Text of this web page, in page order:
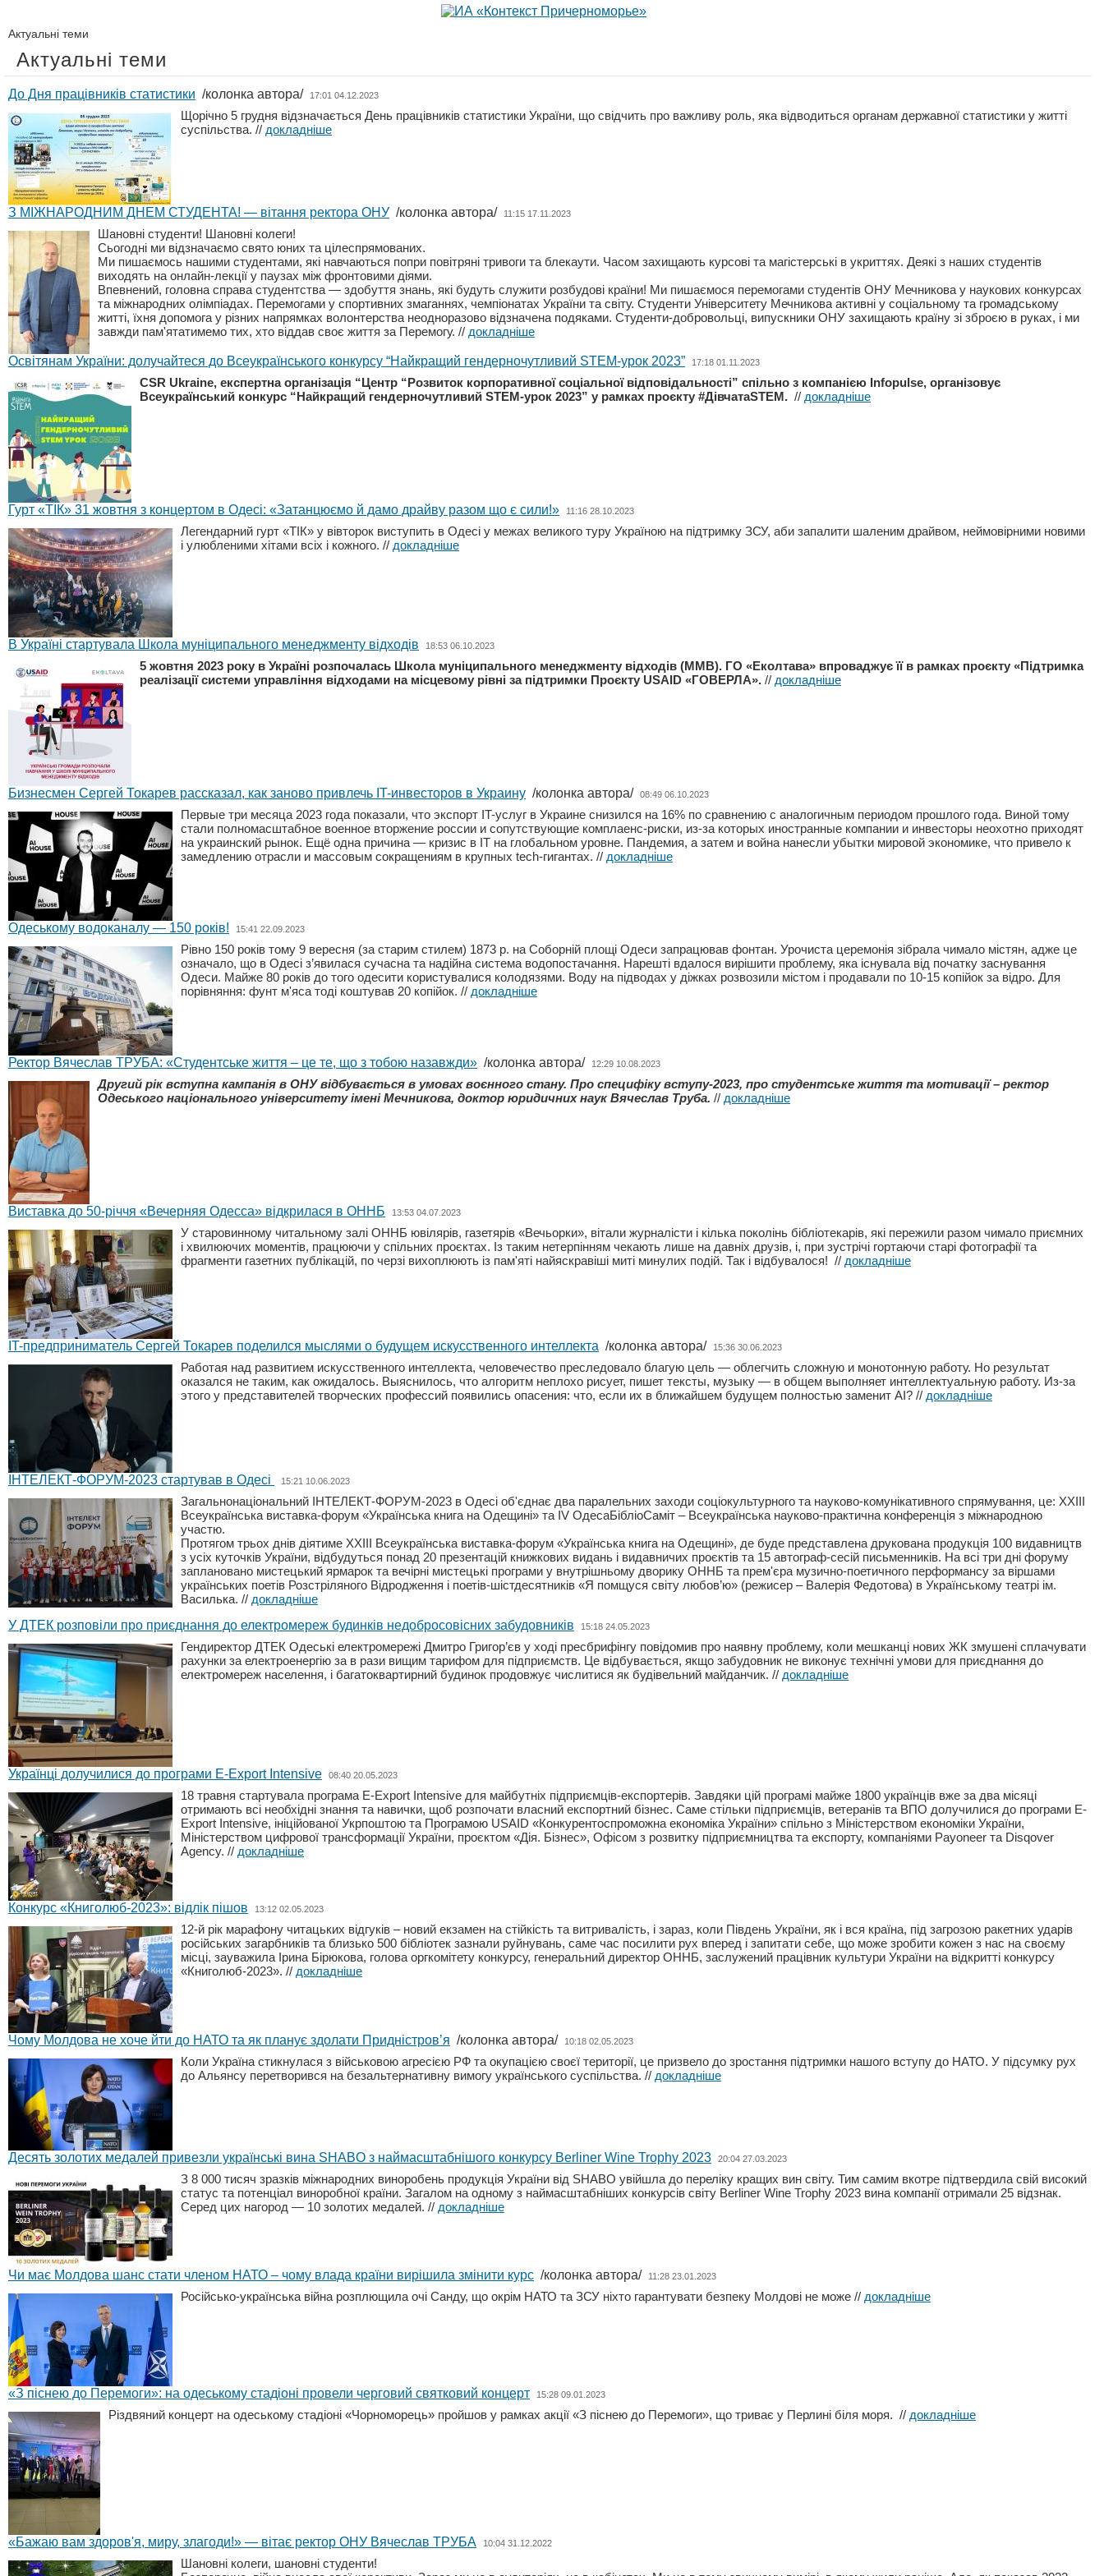
Актуальні теми
Актуальні теми
До Дня працівників статистики /колонка автора/ 17:01 04.12.2023
Щорічно 5 грудня відзначається День працівників статистики України, що свідчить про важливу роль, яка відводиться органам державної статистики у житті
суспільства. // докладніше
З МIЖНАРОДНИМ ДНЕМ СТУДЕНТА! — вiтання ректора ОНУ /колонка автора/ 11:15 17.11.2023
Шановні студенти! Шановні колеги!
Сьогодні ми відзначаємо свято юних та цілеспрямованих.
Ми пишаємось нашими студентами, які навчаються попри повітряні тривоги та блекаути. Часом захищають курсові та магістерські в укриттях. Деякі з наших студентів
виходять на онлайн-лекції у паузах між фронтовими діями.
Впевнений, головна справа студентства — здобуття знань, які будуть служити розбудові країни! Ми пишаємося перемогами студентів ОНУ Мечникова у наукових конкурсах
та міжнародних олімпіадах. Перемогами у спортивних змаганнях, чемпіонатах України та світу. Студенти Університету Мечникова активні у соціальному та громадському
житті, їхня допомога у різних напрямках волонтерства неодноразово відзначена подяками. Студенти-добровольці, випускники ОНУ захищають країну зі зброєю в руках, і ми
завжди пам'ятатимемо тих, хто віддав своє життя за Перемогу. // докладніше
Освітянам України: долучайтеся до Всеукраїнського конкурсу “Найкращий гендерночутливий STEM-урок 2023” 17:18 01.11.2023
CSR Ukraine, експертна організація “Центр “Розвиток корпоративної соціальної відповідальності” спільно з компанією Infopulse, організовує
Всеукраїнський конкурс “Найкращий гендерночутливий STEM-урок 2023” у рамках проєкту #ДівчатаSTEM. // докладніше
Гурт «ТІК» 31 жовтня з концертом в Одесі: «Затанцюємо й дамо драйву разом що є сили!» 11:16 28.10.2023
Легендарний гурт «ТІК» у вівторок виступить в Одесі у межах великого туру Україною на підтримку ЗСУ, аби запалити шаленим драйвом, неймовірними новими
і улюбленими хітами всіх і кожного. // докладніше
В Україні стартувала Школа муніципального менеджменту відходів 18:53 06.10.2023
5 жовтня 2023 року в Україні розпочалась Школа муніципального менеджменту відходів (ММВ). ГО «Еколтава» впроваджує її в рамках проєкту «Підтримка
реалізації системи управління відходами на місцевому рівні за підтримки Проєкту USAID «ГОВЕРЛА». // докладніше
Бизнесмен Сергей Токарев рассказал, как заново привлечь IT-инвесторов в Украину /колонка автора/ 08:49 06.10.2023
Первые три месяца 2023 года показали, что экспорт IT-услуг в Украине снизился на 16% по сравнению с аналогичным периодом прошлого года. Виной тому
стали полномасштабное военное вторжение россии и сопутствующие комплаенс-риски, из-за которых иностранные компании и инвесторы неохотно приходят
на украинский рынок. Ещё одна причина — кризис в IT на глобальном уровне. Пандемия, а затем и война нанесли убытки мировой экономике, что привело к
замедлению отрасли и массовым сокращениям в крупных tech-гигантах. // докладніше
Одеському водоканалу — 150 років! 15:41 22.09.2023
Рівно 150 років тому 9 вересня (за старим стилем) 1873 р. на Соборній площі Одеси запрацював фонтан. Урочиста церемонія зібрала чимало містян, адже це
означало, що в Одесі з’явилася сучасна та надійна система водопостачання. Нарешті вдалося вирішити проблему, яка існувала від початку заснування
Одеси. Майже 80 років до того одесити користувалися колодязями. Воду на підводах у діжках розвозили містом і продавали по 10-15 копійок за відро. Для
порівняння: фунт м'яса тоді коштував 20 копійок. // докладніше
Ректор Вячеслав ТРУБА: «Студентське життя – це те, що з тобою назавжди» /колонка автора/ 12:29 10.08.2023
Другий рік вступна кампанія в ОНУ відбувається в умовах воєнного стану. Про специфіку вступу-2023, про студентське життя та мотивації – ректор
Одеського національного університету імені Мечникова, доктор юридичних наук Вячеслав Труба. // докладніше
Виставка до 50-річчя «Вечерняя Одесса» відкрилася в ОННБ 13:53 04.07.2023
У старовинному читальному залі ОННБ ювілярів, газетярів «Вечьорки», вітали журналісти і кілька поколінь бібліотекарів, які пережили разом чимало приємних
і хвилюючих моментів, працюючи у спільних проєктах. Із таким нетерпінням чекають лише на давніх друзів, і, при зустрічі гортаючи старі фотографії та
фрагменти газетних публікацій, по черзі вихоплюють із пам'яті найяскравіші миті минулих подій. Так і відбувалося! // докладніше
IT-предприниматель Сергей Токарев поделился мыслями о будущем искусственного интеллекта /колонка автора/ 15:36 30.06.2023
Работая над развитием искусственного интеллекта, человечество преследовало благую цель — облегчить сложную и монотонную работу. Но результат
оказался не таким, как ожидалось. Выяснилось, что алгоритм неплохо рисует, пишет тексты, музыку — в общем выполняет интеллектуальную работу. Из-за
этого у представителей творческих профессий появились опасения: что, если их в ближайшем будущем полностью заменит AI? // докладніше
ІНТЕЛЕКТ-ФОРУМ-2023 стартував в Одесі 15:21 10.06.2023
Загальнонаціональний ІНТЕЛЕКТ-ФОРУМ-2023 в Одесі об'єднає два паралельних заходи соціокультурного та науково-комунікативного спрямування, це: ХХІІІ
Всеукраїнська виставка-форум «Українська книга на Одещині» та IV ОдесаБібліоСаміт – Всеукраїнська науково-практична конференція з міжнародною
участю.
Протягом трьох днів діятиме ХХІІІ Всеукраїнська виставка-форум «Українська книга на Одещині», де буде представлена друкована продукція 100 видавництв
з усіх куточків України, відбудуться понад 20 презентацій книжкових видань і видавничих проєктів та 15 автограф-сесій письменників. На всі три дні форуму
заплановано мистецький ярмарок та вечірні мистецькі програми у внутрішньому дворику ОННБ та прем'єра музично-поетичного перформансу за віршами
українських поетів Розстріляного Відродження і поетів-шістдесятників «Я помщуся світу любов’ю» (режисер – Валерія Федотова) в Українському театрі ім.
Василька. // докладніше
У ДТЕК розповіли про приєднання до електромереж будинків недобросовісних забудовників
15:18 24.05.2023
Гендиректор ДТЕК Одеські електромережі Дмитро Григор’єв у ході пресбрифінгу повідомив про наявну проблему, коли мешканці нових ЖК змушені сплачувати
рахунки за електроенергію за в рази вищим тарифом для підприємств. Це відбувається, якщо забудовник не виконує технічні умови для приєднання до
електромереж населення, і багатоквартирний будинок продовжує числитися як будівельний майданчик. // докладніше
Українці долучилися до програми E-Export Intensive 08:40 20.05.2023
18 травня стартувала програма E-Export Intensive для майбутніх підприємців-експортерів. Завдяки цій програмі майже 1800 українців вже за два місяці
отримають всі необхідні знання та навички, щоб розпочати власний експортний бізнес. Саме стільки підприємців, ветеранів та ВПО долучилися до програми E-
Export Intensive, ініційованої Укрпоштою та Програмою USAID «Конкурентоспроможна економіка України» спільно з Міністерством економіки України,
Міністерством цифрової трансформації України, проєктом «Дія. Бізнес», Офісом з розвитку підприємництва та експорту, компаніями Рayoneer та Disqover
Agency. // докладніше
Конкурс «Книголюб-2023»: відлік пішов 13:12 02.05.2023
12-й рік марафону читацьких відгуків – новий екзамен на стійкість та витривалість, і зараз, коли Південь України, як і вся країна, під загрозою ракетних ударів
російських загарбників та близько 500 бібліотек зазнали руйнувань, саме час посилити рух вперед і запитати себе, що може зробити кожен з нас на своєму
місці, зауважила Ірина Бірюкова, голова оргкомітету конкурсу, генеральний директор ОННБ, заслужений працівник культури України на відкритті конкурсу
«Книголюб-2023». // докладніше
Чому Молдова не хоче йти до НАТО та як планує здолати Придністров’я /колонка автора/ 10:18 02.05.2023
Коли Україна стикнулася з військовою агресією РФ та окупацією своєї території, це призвело до зростання підтримки нашого вступу до НАТО. У підсумку рух
до Альянсу перетворився на безальтернативну вимогу українського суспільства. // докладніше
Десять золотих медалей привезли українські вина SHABO з наймасштабнішого конкурсу Berliner Wine Trophy 2023 20:04 27.03.2023
З 8 000 тисяч зразків міжнародних виноробень продукція України від SHABO увійшла до переліку кращих вин світу. Тим самим вкотре підтвердила свій високий
статус та потенціал виноробної країни. Загалом на одному з наймасштабніших конкурсів світу Berliner Wine Trophy 2023 вина компанії отримали 25 відзнак.
Серед цих нагород — 10 золотих медалей. // докладніше
Чи має Молдова шанс стати членом НАТО – чому влада країни вирішила змінити курс /колонка автора/ 11:28 23.01.2023
Російсько-українська війна розплющила очі Санду, що окрім НАТО та ЗСУ ніхто гарантувати безпеку Молдові не може // докладніше
«З піснею до Перемоги»: на одеському стадіоні провели черговий святковий концерт 15:28 09.01.2023
Різдвяний концерт на одеському стадіоні «Чорноморець» пройшов у рамках акції «З піснею до Перемоги», що триває у Перлині біля моря. // докладніше
«Бажаю вам здоров'я, миру, злагоди!» — вітає ректор ОНУ Вячеслав ТРУБА 10:04 31.12.2022
Шановні колеги, шановні студенти!